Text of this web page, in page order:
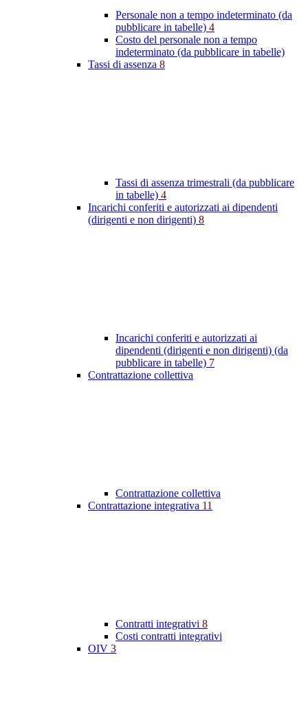
Personale non a tempo indeterminato (da
pubblicare in tabelle) 4
Costo del personale non a tempo
indeterminato (da pubblicare in tabelle)
Tassi di assenza 8
Tassi di assenza trimestrali (da pubblicare
in tabelle) 4
Incarichi conferiti e autorizzati ai dipendenti
(dirigenti e non dirigenti) 8
Incarichi conferiti e autorizzati ai
dipendenti (dirigenti e non dirigenti) (da
pubblicare in tabelle) 7
Contrattazione collettiva
Contrattazione collettiva
Contrattazione integrativa 11
Contratti integrativi 8
Costi contratti integrativi
OIV 3